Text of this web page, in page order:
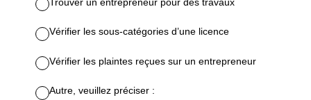
Vérifier les sous-catégories d’une licence
Vérifier les plaintes reçues sur un entrepreneur
Autre, veuillez préciser :